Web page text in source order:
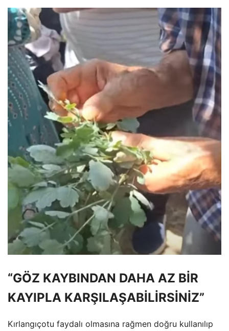
“GÖZ KAYBINDAN DAHA AZ BİR
KAYIPLA KARŞILAŞABİLİRSİNİZ”
Kırlangıçotu faydalı olmasına rağmen doğru kullanılıp